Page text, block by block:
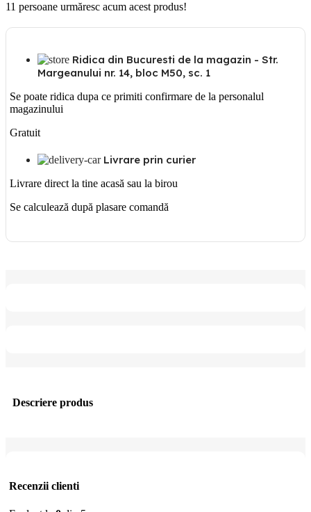
11 persoane urmăresc acum acest produs!
Ridica din Bucuresti de la magazin - Str.
Margeanului nr. 14, bloc M50, sc. 1
Se poate ridica dupa ce primiti confirmare de la personalul
magazinului
Gratuit
Livrare prin curier
Livrare direct la tine acasă sau la birou
Se calculează după plasare comandă
Descriere produs
Recenzii clienti